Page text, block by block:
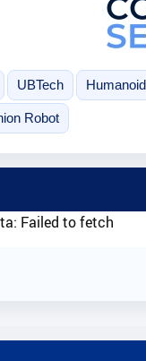
UBTech
Robot
Failed to fetch